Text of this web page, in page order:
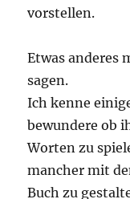
vorstellen.
Etwas anderes
sagen.
Ich kenne
bewundere ob
Worten zu
mancher mit
Buch zu